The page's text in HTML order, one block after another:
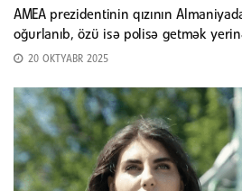
AMEA prezidentinin qızının
oğurlanıb, özü isə polisə getmək
20 OKTYABR 2025